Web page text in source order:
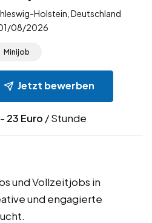
Holstein, Deutschland
08/2026
Minijob
Jetzt bewerben
- 23 Euro / Stunde
und Vollzeitjobs in
und engagierte